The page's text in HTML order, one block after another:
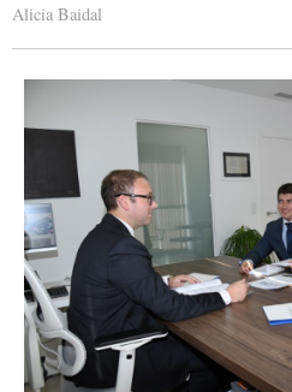
Alicia Baidal